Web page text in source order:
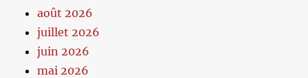
août 2026
juillet 2026
juin 2026
mai 2026